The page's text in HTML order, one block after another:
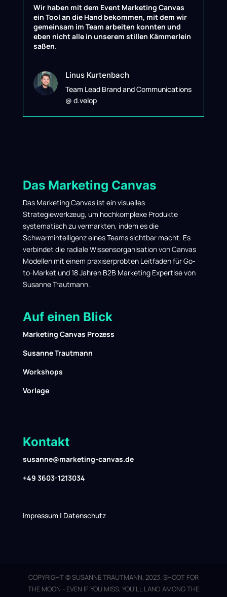
Wir haben mit dem Event Marketing Canvas
ein Tool an die Hand bekommen, mit dem wir
gemeinsam im Team arbeiten konnten und
eben nicht alle in unserem stillen Kämmerlein
saßen.
Linus Kurtenbach
Team Lead Brand and Communications
@ d.velop
Das Marketing Canvas
Das Marketing Canvas ist ein visuelles
Strategiewerkzeug, um hochkomplexe Produkte
systematisch zu vermarkten, indem es die
Schwarmintelligenz eines Teams sichtbar macht. Es
verbindet die radiale Wissensorganisation von Canvas
Modellen mit einem praxiserprobten Leitfaden für Go-
to-Market und 18 Jahren B2B Marketing Expertise von
Susanne Trautmann.
Auf einen Blick
Marketing Canvas Prozess
Susanne Trautmann
Workshops
Vorlage
Kontakt
susanne@marketing-canvas.de
+49 3603-1213034
Impressum| Datenschutz
COPYRIGHT © SUSANNE TRAUTMANN, 2023. SHOOT FOR
THE MOON - EVEN IF YOU MISS, YOU'LL LAND AMONG THE